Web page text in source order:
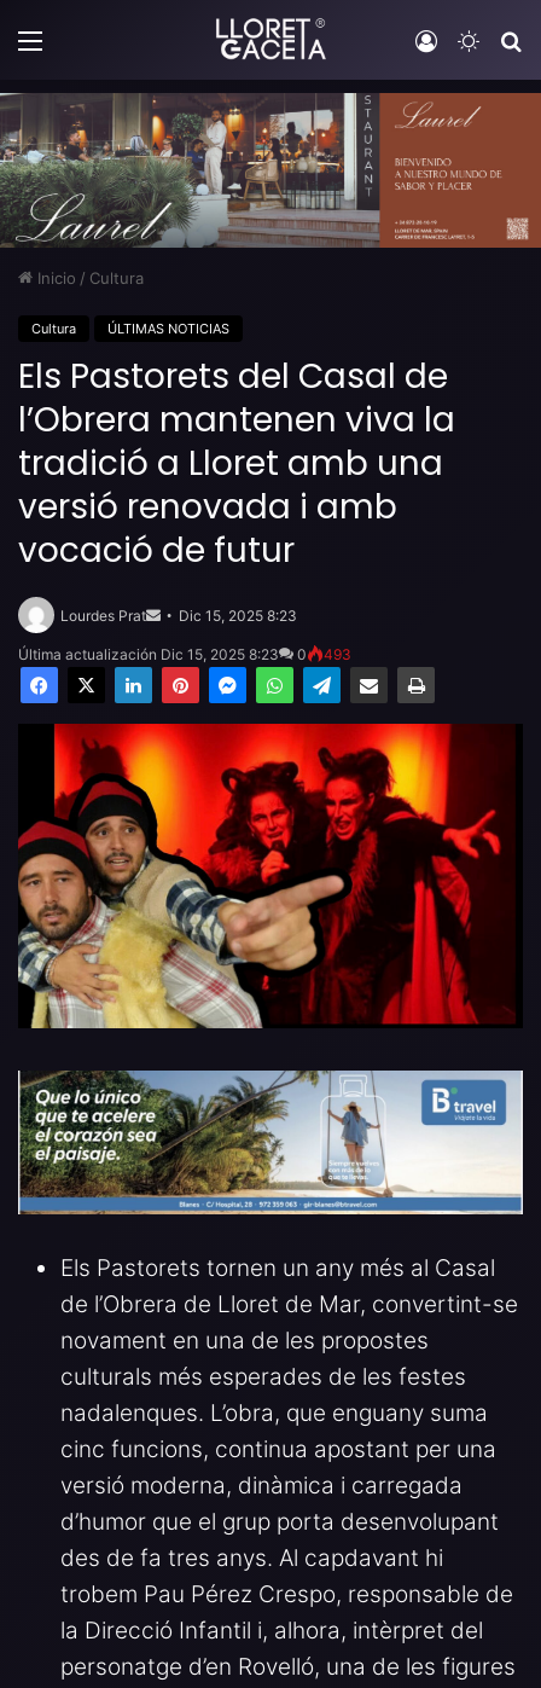
Menú Iniciar
Inicio / Cultura
Cultura ÚLTIMAS NOTICIAS
Els Pastorets del Casal de
l’Obrera mantenen viva la
tradició a Lloret amb una
versió renovada i amb
vocació de futur
Lourdes Prat
email
Dic 15, 2025 8:23
Última actualización Dic 15, 2025 8:23 0 493
Facebook
X LinkedInPinterestMessengerWhatsAppTelegramCompartir por email Imprimir
Els Pastorets tornen un any més al Casal
de l’Obrera de Lloret de Mar, convertint-se
novament en una de les propostes
culturals més esperades de les festes
nadalenques. L’obra, que enguany suma
cinc funcions, continua apostant per una
versió moderna, dinàmica i carregada
d’humor que el grup porta desenvolupant
des de fa tres anys. Al capdavant hi
trobem Pau Pérez Crespo, responsable de
la Direcció Infantil i, alhora, intèrpret del
personatge d’en Rovelló, una de les figures